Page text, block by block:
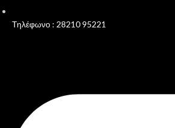
Τηλέφωνο : 28210 95221